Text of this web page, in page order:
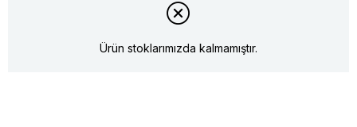
Ürün stoklarımızda kalmamıştır.